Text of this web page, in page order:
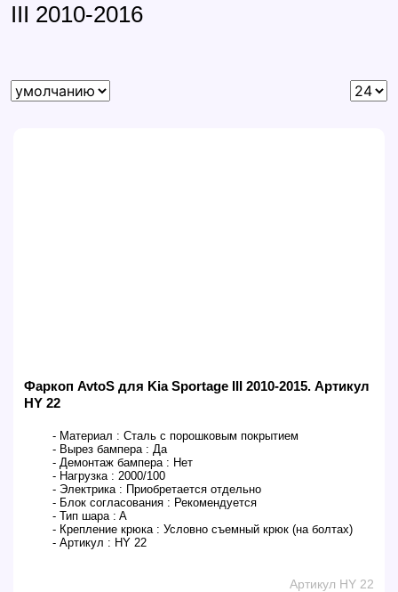
III 2010-2016
Фаркоп AvtoS для Kia Sportage III 2010-2015. Артикул
HY 22
- Материал : Сталь с порошковым покрытием
- Вырез бампера : Да
- Демонтаж бампера : Нет
- Нагрузка : 2000/100
- Электрика : Приобретается отдельно
- Блок согласования : Рекомендуется
- Тип шара : A
- Крепление крюка : Условно съемный крюк (на болтах)
- Артикул : HY 22
Артикул HY 22